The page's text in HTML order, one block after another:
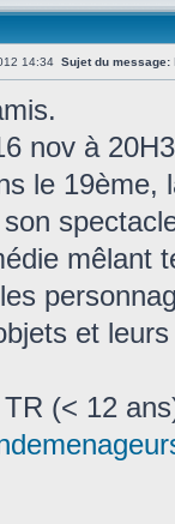
14:34 Sujet du message:
nov à
le 19ème,
mêlant
et
(< 12